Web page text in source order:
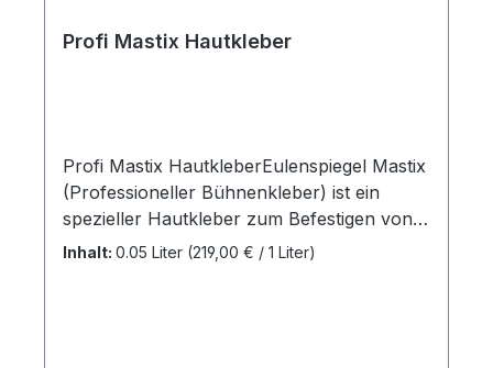
Profi Mastix Hautkleber
Profi Mastix HautkleberEulenspiegel Mastix
(Professioneller Bühnenkleber) ist ein
spezieller Hautkleber zum Befestigen von
Latex-Teilen, Glatzen, Bärten (auch aus der
Inhalt: 0.05 Liter (219,00 € / 1 Liter)